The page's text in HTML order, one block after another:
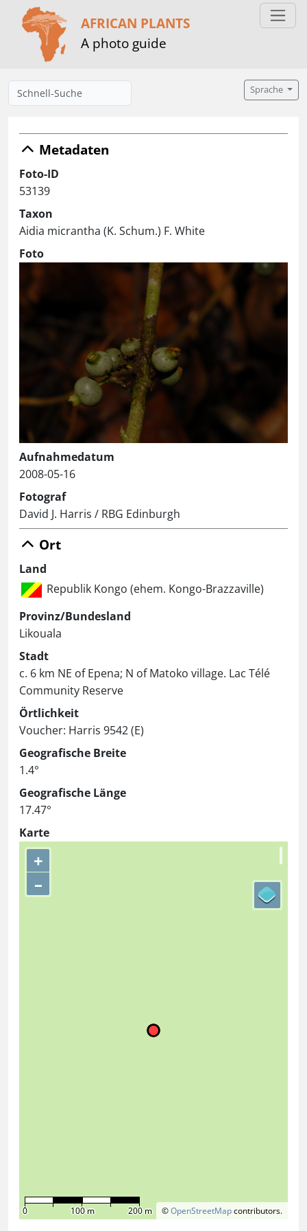
AFRICAN PLANTS
A photo guide
Sprache
Metadaten
Foto-ID
53139
Taxon
Aidia micrantha (K. Schum.) F. White
Foto
Aufnahmedatum
2008-05-16
Fotograf
David J. Harris / RBG Edinburgh
Ort
Land
Republik Kongo (ehem. Kongo-Brazzaville)
Provinz/Bundesland
Likouala
Stadt
c. 6 km NE of Epena; N of Matoko village. Lac Télé
Community Reserve
Örtlichkeit
Voucher: Harris 9542 (E)
Geografische Breite
1.4°
Geografische Länge
17.47°
Karte
+
–
©OpenStreetMapcontributors.
0 100 m 200 m